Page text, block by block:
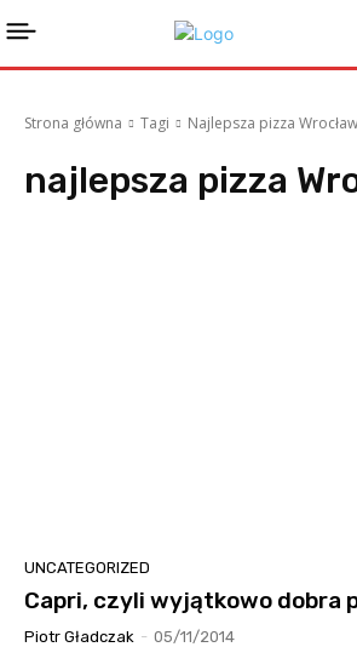
Strona główna Tagi Najlepsza pizza Wrocław
najlepsza pizza
UNCATEGORIZED
Capri, czyli wyjątkowo dobra
Piotr Gładczak - 05/11/2014